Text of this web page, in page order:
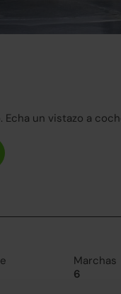
un vistazo a
Marchas
6